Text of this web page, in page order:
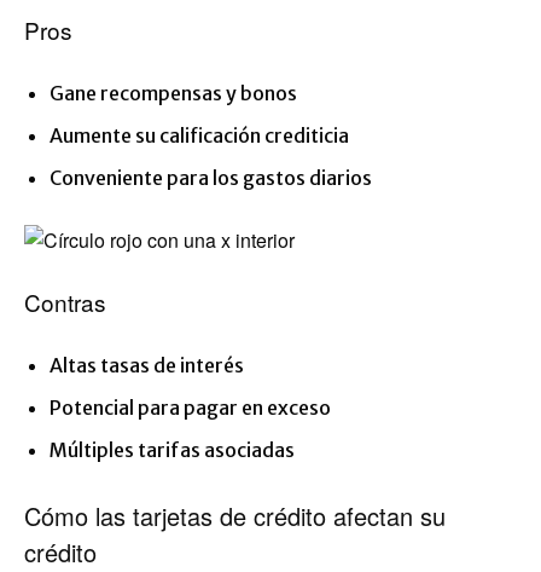
Pros
Gane recompensas y bonos
Aumente su calificación crediticia
Conveniente para los gastos diarios
Contras
Altas tasas de interés
Potencial para pagar en exceso
Múltiples tarifas asociadas
Cómo las tarjetas de crédito afectan su
crédito